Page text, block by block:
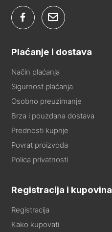
Plaćanje i dostava
Način plaćanja
Sigurnost plaćanja
Osobno preuzimanje
Brza i pouzdana dostava
Prednosti kupnje
Povrat proizvoda
Polica privatnosti
Registracija i kupovina
Registracija
Kako kupovati